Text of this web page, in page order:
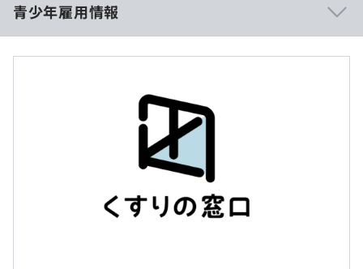
決することによる体験の向上にフォーカスしており、利用
者のニーズに耳を傾け、その多くの声をできる限り商品や
サービスのアップデートに生かしています。
・『EPAREKくすりの窓口』：月間2,300万PV、累計1,000
万予約を超える国内最大級の薬局・ドラッグストア検索、
・『EPARKお薬手帳』：150万DLを超える、家族全員の服
薬情報を簡単にデータ管理できる、電子お薬手帳アプリ
休憩時間：12:00〜13:00（60分） ※当日プログラムに
よって前後する可能性がありま
平均残業時間：インターンのためなし
インターンのためなし
青少年雇用情報
過去３年間の新卒採用者数・離職者数
前年度 採用者数4人 離職者数0人
2年度前 採用者数4人 離職者数0人
3年度前 採用者数4人 離職者数0人
過去３年間の新卒採用者数の男女別人数
前年度 男性3人 女性1人
2年度前 男性4人 女性0人